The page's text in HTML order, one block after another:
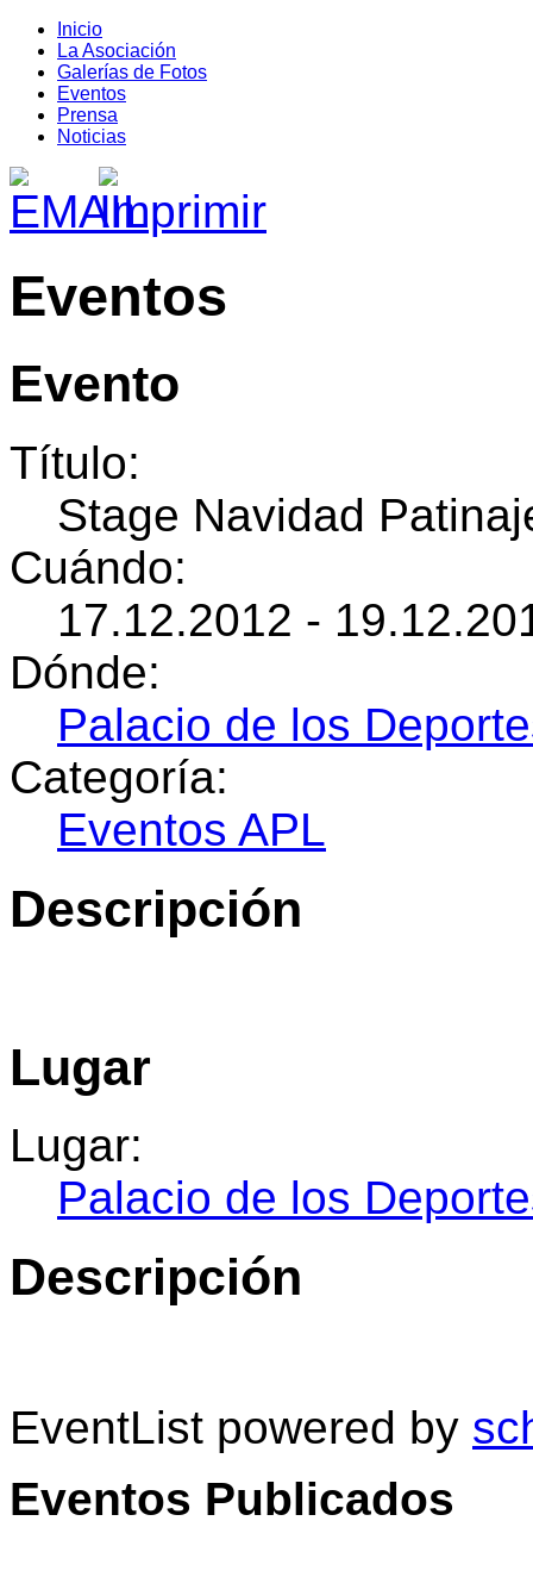
Inicio
La Asociación
Galerías de Fotos
Eventos
Prensa
Noticias
Eventos
Evento
Título:
Stage Navidad
Cuándo:
17.12.2012 -
Dónde:
Palacio de los
Categoría:
Eventos APL
Descripción
Lugar
Lugar:
Palacio de los
Descripción
EventList powered by
Eventos Publicados